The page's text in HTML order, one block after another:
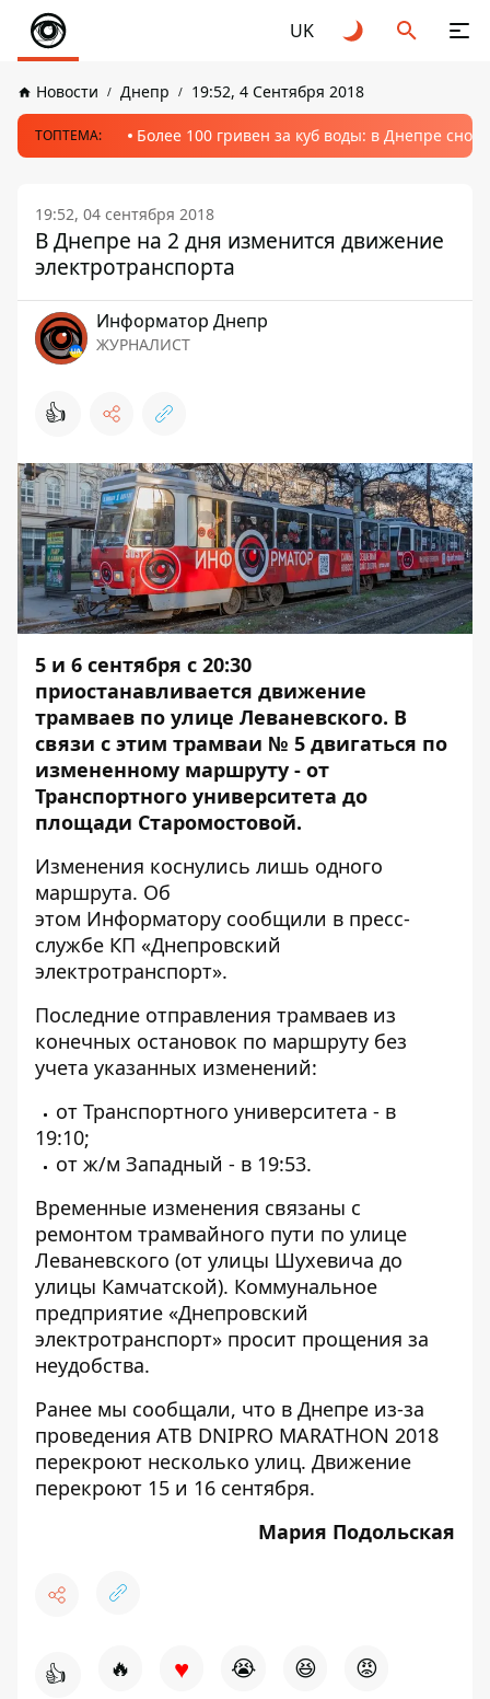
UK
Новости Днепр 19:52, 4 Сентября 2018
ТОПТЕМА: Более 100 гривен за куб воды: в Днепре
19:52, 04 сентября 2018
В Днепре на 2 дня изменится движение
электротранспорта
Информатор Днепр
ЖУРНАЛИСТ
👍
5 и 6 сентября с 20:30
приостанавливается движение
трамваев по улице Леваневского. В
связи с этим трамваи № 5 двигаться по
измененному маршруту - от
Транспортного университета до
площади Старомостовой.
Изменения коснулись лишь одного
маршрута. Об
этом Информатору сообщили в пресс-
службе КП «Днепровский
электротранспорт».
Последние отправления трамваев из
конечных остановок по маршруту без
учета указанных изменений:
от Транспортного университета - в
19:10;
от ж/м Западный - в 19:53.
Временные изменения связаны с
ремонтом трамвайного пути по улице
Леваневского (от улицы Шухевича до
улицы Камчатской). Коммунальное
предприятие «Днепровский
электротранспорт» просит прощения за
неудобства.
Ранее мы сообщали, что в Днепре из-за
проведения ATB DNIPRO MARATHON 2018
перекроют несколько улиц. Движение
перекроют 15 и 16 сентября.
Мария Подольская
👍 🔥 ♥ 😭 😆 😡